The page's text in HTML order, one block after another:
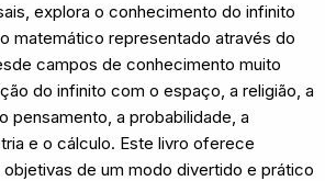
explora o conhecimento do infinito
matemático representado através do
campos de conhecimento muito
do infinito com o espaço, a religião, a
pensamento, a probabilidade, a
e o cálculo. Este livro oferece
de um modo divertido e prático